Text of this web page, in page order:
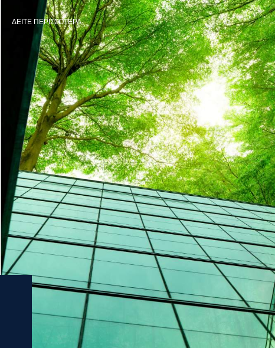
ΔΕΙΤΕ ΠΕΡΙΣΣΟΤΕΡΑ